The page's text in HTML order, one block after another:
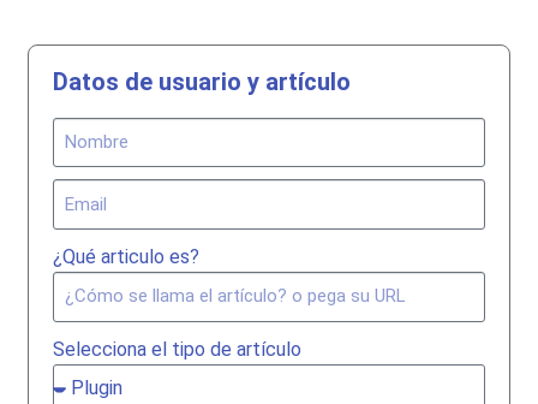
Plantillas
Actualizaciones
Blog
Mi cuenta
Datos de usuario y artículo
¿Qué articulo es?
Selecciona el tipo de artículo